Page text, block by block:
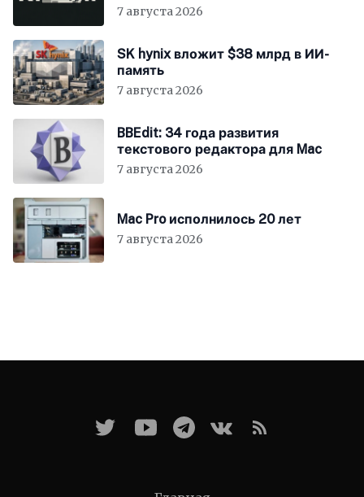
7 августа 2026
SK hynix вложит $38 млрд в ИИ-
память
7 августа 2026
BBEdit: 34 года развития
текстового редактора для Mac
7 августа 2026
Mac Pro исполнилось 20 лет
7 августа 2026